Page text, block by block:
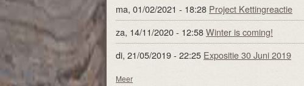
ma, 01/02/2021 - 18:28 Project Kettingreactie
za, 14/11/2020 - 12:58Winter is coming!
di, 21/05/2019 - 22:25 Expositie 30 Juni 2019
Meer